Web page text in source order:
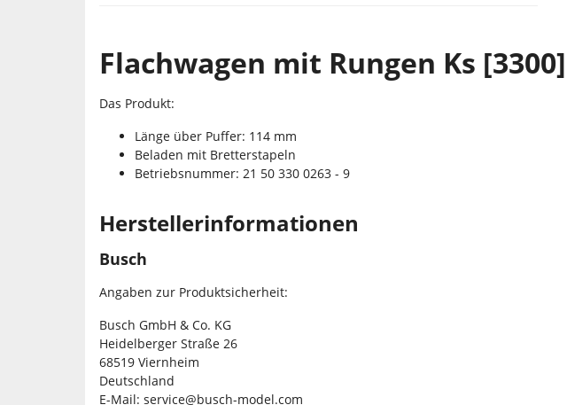
Flachwagen mit Rungen Ks [3300]
Das Produkt:
Länge über Puffer: 114 mm
Beladen mit Bretterstapeln
Betriebsnummer: 21 50 330 0263 - 9
Herstellerinformationen
Busch
Angaben zur Produktsicherheit:
Busch GmbH & Co. KG
Heidelberger Straße 26
68519 Viernheim
Deutschland
E-Mail: service@busch-model.com